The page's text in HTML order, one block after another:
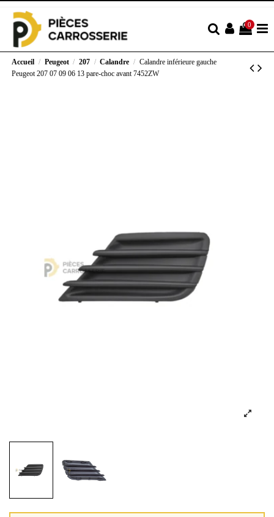
0
Accueil Peugeot 207 Calandre
Calandre inférieure gauche
Peugeot 207 07 09 06 13 pare-choc avant 7452ZW